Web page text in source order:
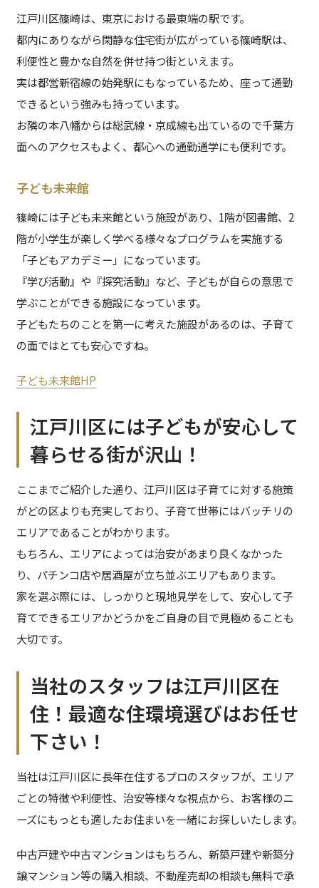
江戸川区篠崎は、東京における最東端の駅です。
都内にありながら閑静な住宅街が広がっている篠崎駅は、
利便性と豊かな自然を併せ持つ街といえます。
実は都営新宿線の始発駅にもなっているため、座って通勤
できるという強みも持っています。
お隣の本八幡からは総武線・京成線も出ているので千葉方
面へのアクセスもよく、都心への通勤通学にも便利です。
子ども未来館
篠崎には子ども未来館という施設があり、1階が図書館、2
階が小学生が楽しく学べる様々なプログラムを実施する
「子どもアカデミー」になっています。
『学び活動』や『探究活動』など、子どもが自らの意思で
学ぶことができる施設になっています。
子どもたちのことを第一に考えた施設があるのは、子育て
の面ではとても安心ですね。
子ども未来館HP
江戸川区には子どもが安心して
暮らせる街が沢山！
ここまでご紹介した通り、江戸川区は子育てに対する施策
がどの区よりも充実しており、子育て世帯にはバッチリの
エリアであることがわかります。
もちろん、エリアによっては治安があまり良くなかった
り、パチンコ店や居酒屋が立ち並ぶエリアもあります。
家を選ぶ際には、しっかりと現地見学をして、安心して子
育てできるエリアかどうかをご自身の目で見極めることも
大切です。
当社のスタッフは江戸川区在
住！最適な住環境選びはお任せ
下さい！
当社は江戸川区に長年在住するプロのスタッフが、エリア
ごとの特徴や利便性、治安等様々な視点から、お客様のニ
ーズにもっとも適したお住まいを一緒にお探しいたします。
中古戸建や中古マンションはもちろん、新築戸建や新築分
譲マンション等の購入相談、不動産売却の相談も無料で承